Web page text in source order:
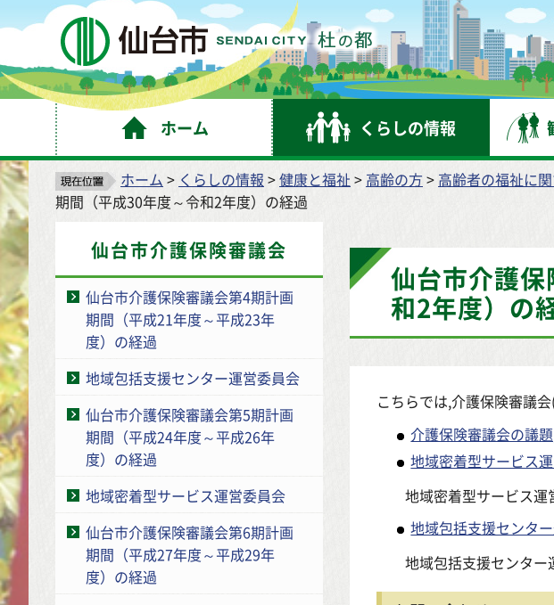
仙台市
ホーム くらしの情報
ホーム > くらしの情報 >健康と福祉 > 高齢の方 > 高齢者の福祉に
期間（平成30年度～令和2年度）の経過
仙台市介護保険審議会
仙台市介護保険審議会第4期計画
期間（平成21年度～平成23年
度）の経過
地域包括支援センター運営委員会
仙台市介護保険審議会第5期計画
期間（平成24年度～平成26年
度）の経過
地域密着型サービス運営委員会
仙台市介護保険審議会第6期計画
期間（平成27年度～平成29年
度）の経過
仙台市介護
和2年度）の
こちらでは,介護保険審議
介護保険審議会の議
地域密着型サービス
地域密着型サービス運営
地域包括支援センタ
地域包括支援センター運